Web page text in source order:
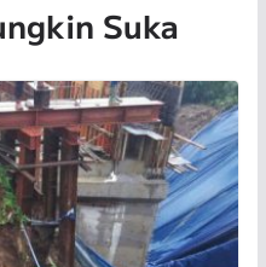
Suka